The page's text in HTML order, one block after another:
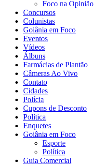
Foco na Opinião
Concursos
Colunistas
Goiânia em Foco
Eventos
Vídeos
Álbuns
Farmácias de Plantão
Câmeras Ao Vivo
Contato
Cidades
Polícia
Cupons de Desconto
Política
Enquetes
Goiânia em Foco
Esporte
Política
Guia Comercial